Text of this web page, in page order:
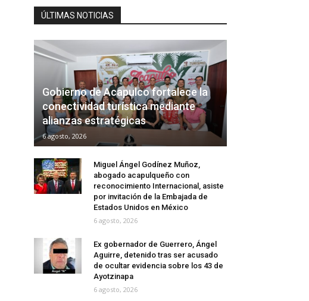
ÚLTIMAS NOTICIAS
Gobierno de Acapulco fortalece la
conectividad turística mediante
alianzas estratégicas
6 agosto, 2026
Miguel Ángel Godínez Muñoz,
abogado acapulqueño con
reconocimiento Internacional, asiste
por invitación de la Embajada de
Estados Unidos en México
6 agosto, 2026
Ex gobernador de Guerrero, Ángel
Aguirre, detenido tras ser acusado
de ocultar evidencia sobre los 43 de
Ayotzinapa
6 agosto, 2026